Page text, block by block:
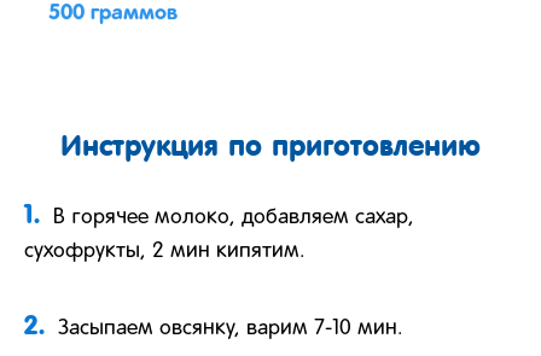
500 граммов
Инструкция по приготовлению
1.
В горячее молоко, добавляем сахар,
сухофрукты, 2 мин кипятим.
2. Засыпаем овсянку, варим 7-10 мин.